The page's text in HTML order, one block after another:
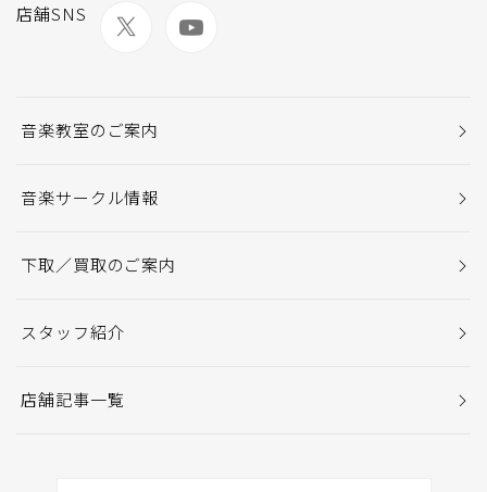
店舗SNS
音楽教室のご案内
音楽サークル情報
下取／買取のご案内
スタッフ紹介
店舗記事一覧